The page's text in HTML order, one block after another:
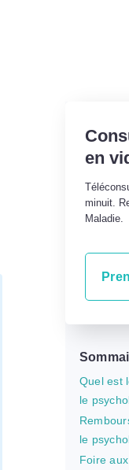
en
minuit.
Maladie.
Quel est
le
le
Foire